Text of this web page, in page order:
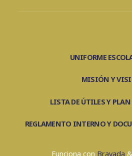
UNIFORME
MISIÓN Y
LISTA DE ÚTILES Y PLAN
REGLAMENTO INTERNO Y
Funciona con Bravada &